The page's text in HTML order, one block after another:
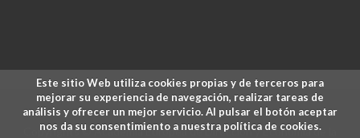
Copyrights © Academia Europea de Dirección y Economía de la
Este sitio Web utiliza cookies propias y de terceros para
mejorar su experiencia de navegación, realizar tareas de
análisis y ofrecer un mejor servicio. Al pulsar el botón aceptar
nos da su consentimiento a nuestra política de cookies.